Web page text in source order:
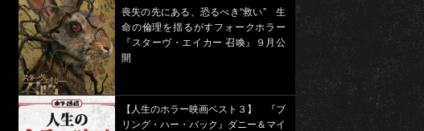
喪失の先にある、恐るべき“救い” 生
命の倫理を揺るがすフォークホラー
『スターヴ・エイカー 召喚』９月公
開
【人生のホラー映画ベスト３】 『ブ
リング・ハー・バック』ダニー＆マイ